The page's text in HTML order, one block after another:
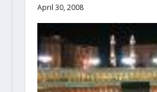
April 30, 2008